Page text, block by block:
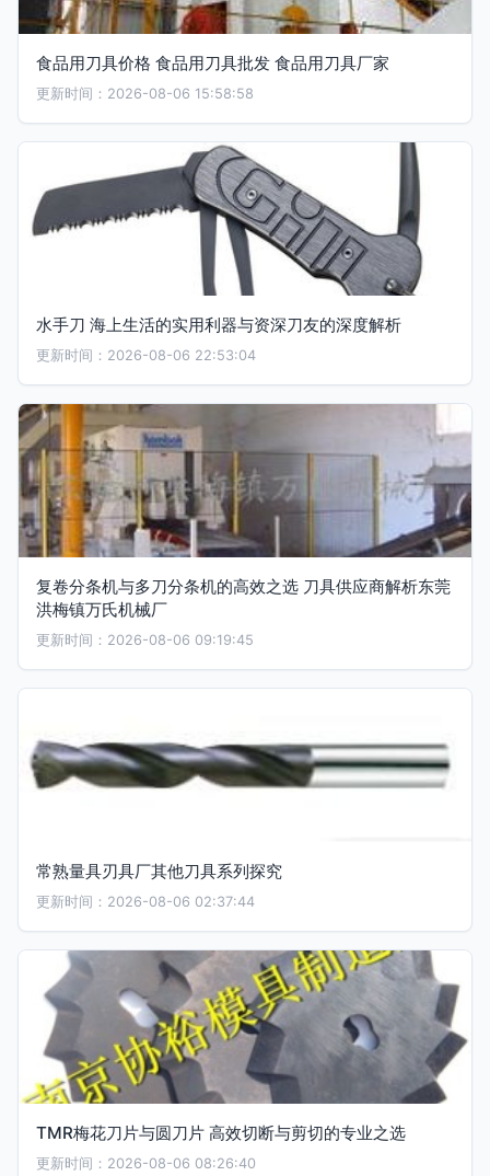
食品用刀具价格 食品用刀具批发 食品用刀具厂家
更新时间：2026-08-06 15:58:58
水手刀 海上生活的实用利器与资深刀友的深度解析
更新时间：2026-08-06 22:53:04
复卷分条机与多刀分条机的高效之选 刀具供应商解析东莞
洪梅镇万氏机械厂
更新时间：2026-08-06 09:19:45
常熟量具刃具厂其他刀具系列探究
更新时间：2026-08-06 02:37:44
TMR梅花刀片与圆刀片 高效切断与剪切的专业之选
更新时间：2026-08-06 08:26:40